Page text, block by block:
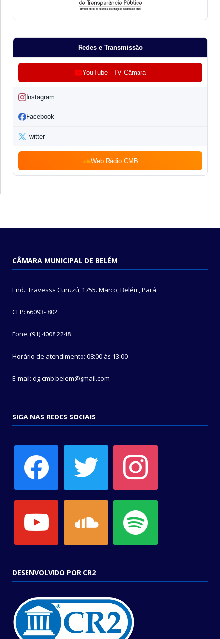
Redes e Transmissão
YouTube - TV Câmara
Instagram
Facebook
Twitter
Web Rádio CMB
CÂMARA MUNICIPAL DE BELÉM
End.: Travessa Curuzú, 1755. Marco, Belém, Pará.
CEP: 66093- 802
Fone: (91) 4008 2248
Horário de atendimento: 08:00 às 13:00
E-mail: dg.cmb.belem@gmail.com
SIGA NAS REDES SOCIAIS
DESENVOLVIDO POR CR2